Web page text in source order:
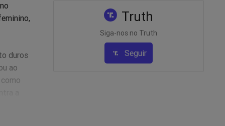
duros
ao
Truth
Siga-nos no Truth
Seguir